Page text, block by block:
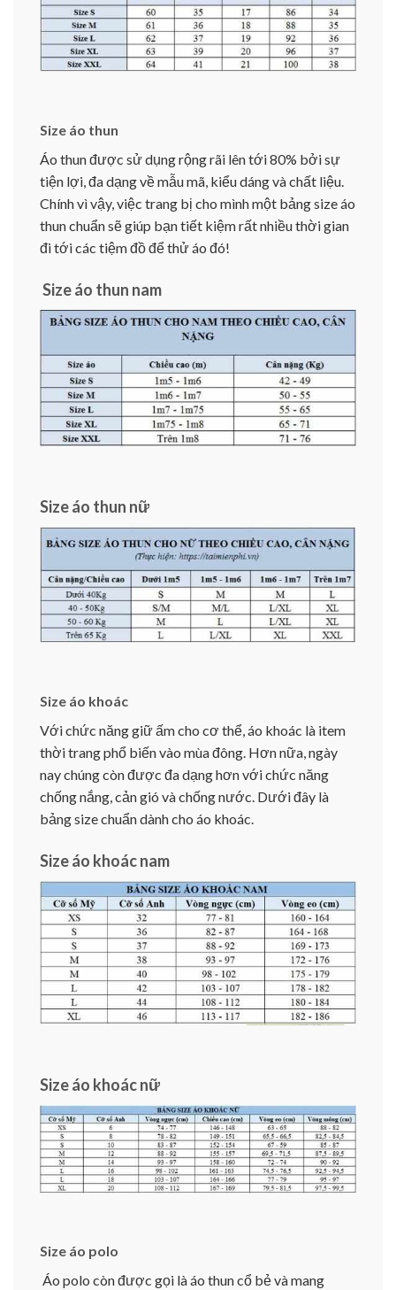
Size áo thun
Áo thun được sử dụng rộng rãi lên tới 80% bởi sự
tiện lợi, đa dạng về mẫu mã, kiểu dáng và chất liệu.
Chính vì vậy, việc trang bị cho mình một bảng size áo
thun chuẩn sẽ giúp bạn tiết kiệm rất nhiều thời gian
đi tới các tiệm đồ để thử áo đó!
Size áo thun nam
Size áo thun nữ
Size áo khoác
Với chức năng giữ ấm cho cơ thể, áo khoác là item
thời trang phổ biến vào mùa đông. Hơn nữa, ngày
nay chúng còn được đa dạng hơn với chức năng
chống nắng, cản gió và chống nước. Dưới đây là
bảng size chuẩn dành cho áo khoác.
Size áo khoác nam
Size áo khoác nữ
Size áo polo
Áo polo còn được gọi là áo thun cổ bẻ và mang